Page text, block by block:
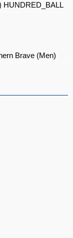
HUNDRED_BALL
Brave (Men)